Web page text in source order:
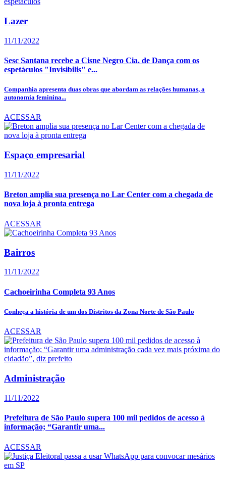
Lazer
11/11/2022
Sesc Santana recebe a Cisne Negro Cia. de Dança com os
espetáculos "Invisibilis" e...
Companhia apresenta duas obras que abordam as relações humanas, a
autonomia feminina...
ACESSAR
Espaço empresarial
11/11/2022
Breton amplia sua presença no Lar Center com a chegada de
nova loja à pronta entrega
ACESSAR
Bairros
11/11/2022
Cachoeirinha Completa 93 Anos
Conheça a história de um dos Distritos da Zona Norte de São Paulo
ACESSAR
Administração
11/11/2022
Prefeitura de São Paulo supera 100 mil pedidos de acesso à
informação; “Garantir uma...
ACESSAR